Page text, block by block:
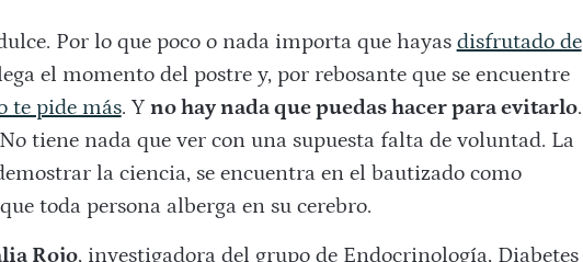
Por lo que poco o nada importa que hayas disfrutado de
el momento del postre y, por rebosante que se encuentre
te pide más. Y no hay nada que puedas hacer para evitarlo.
tiene nada que ver con una supuesta falta de voluntad. La
la ciencia, se encuentra en el bautizado como
toda persona alberga en su cerebro.
Rojo, investigadora del grupo de Endocrinología, Diabetes